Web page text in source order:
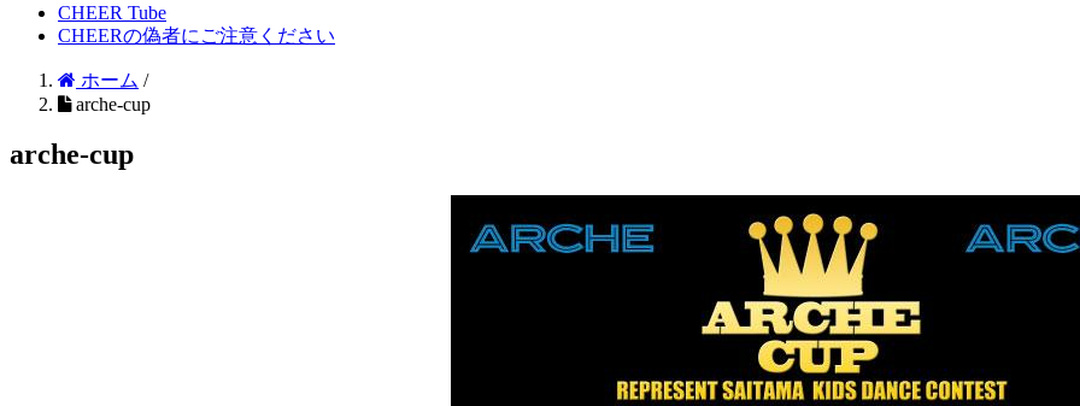
CHEER Tube
CHEERの偽者にご注意ください
ホーム /
arche-cup
arche-cup